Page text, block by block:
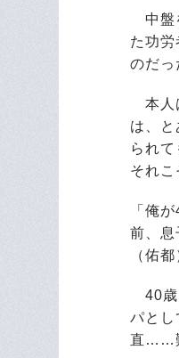
中盤
た功
のだっ
本人
は、
られ
それこ
「俺
前、息
（佑
40歳
パとし
直……